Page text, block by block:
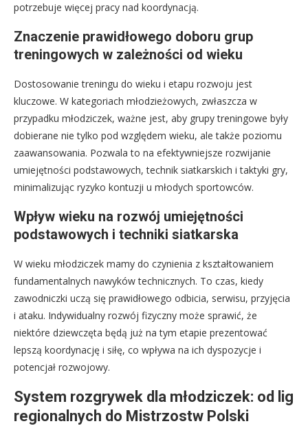
potrzebuje więcej pracy nad koordynacją.
Znaczenie prawidłowego doboru grup
treningowych w zależności od wieku
Dostosowanie treningu do wieku i etapu rozwoju jest
kluczowe. W kategoriach młodzieżowych, zwłaszcza w
przypadku młodziczek, ważne jest, aby grupy treningowe były
dobierane nie tylko pod względem wieku, ale także poziomu
zaawansowania. Pozwala to na efektywniejsze rozwijanie
umiejętności podstawowych, technik siatkarskich i taktyki gry,
minimalizując ryzyko kontuzji u młodych sportowców.
Wpływ wieku na rozwój umiejętności
podstawowych i techniki siatkarska
W wieku młodziczek mamy do czynienia z kształtowaniem
fundamentalnych nawyków technicznych. To czas, kiedy
zawodniczki uczą się prawidłowego odbicia, serwisu, przyjęcia
i ataku. Indywidualny rozwój fizyczny może sprawić, że
niektóre dziewczęta będą już na tym etapie prezentować
lepszą koordynację i siłę, co wpływa na ich dyspozycje i
potencjał rozwojowy.
System rozgrywek dla młodziczek: od lig
regionalnych do Mistrzostw Polski